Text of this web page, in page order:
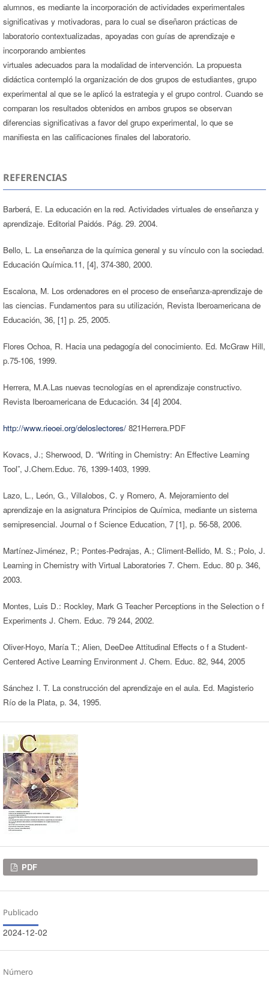
alumnos, es mediante la incorporación de actividades experimentales
significativas y motivadoras, para lo cual se diseñaron prácticas de
laboratorio contextualizadas, apoyadas con guías de aprendizaje e
incorporando ambientes
virtuales adecuados para la modalidad de intervención. La propuesta
didáctica contempló la organización de dos grupos de estudiantes, grupo
experimental al que se le aplicó la estrategia y el grupo control. Cuando se
comparan los resultados obtenidos en ambos grupos se observan
diferencias significativas a favor del grupo experimental, lo que se
manifiesta en las calificaciones finales del laboratorio.
REFERENCIAS
Barberá, E. La educación en la red. Actividades virtuales de enseñanza y
aprendizaje. Editorial Paidós. Pág. 29. 2004.
Bello, L. La enseñanza de la química general y su vínculo con la sociedad.
Educación Química.11, [4], 374-380, 2000.
Escalona, M. Los ordenadores en el proceso de enseñanza-aprendizaje de
las ciencias. Fundamentos para su utilización, Revista Iberoamericana de
Educación, 36, [1] p. 25, 2005.
Flores Ochoa, R. Hacia una pedagogía del conocimiento. Ed. McGraw Hill,
p.75-106, 1999.
Herrera, M.A.Las nuevas tecnologías en el aprendizaje constructivo.
Revista Iberoamericana de Educación. 34 [4] 2004.
http://www.rieoei.org/deloslectores/821Herrera.PDF
Kovacs, J.; Sherwood, D. “Writing in Chemistry: An Effective Leaming
Tool”, J.Chem.Educ. 76, 1399-1403, 1999.
Lazo, L., León, G., Villalobos, C. y Romero, A. Mejoramiento del
aprendizaje en la asignatura Principios de Química, mediante un sistema
semipresencial. Journal o f Science Education, 7 [1], p. 56-58, 2006.
Martínez-Jiménez, P.; Pontes-Pedrajas, A.; Climent-Bellido, M. S.; Polo, J.
Leaming in Chemistry with Virtual Laboratories 7. Chem. Educ. 80 p. 346,
2003.
Montes, Luis D.: Rockley, Mark G Teacher Perceptions in the Selection o f
Experiments J. Chem. Educ. 79 244, 2002.
Oliver-Hoyo, María T.; Alien, DeeDee Attitudinal Effects o f a Student-
Centered Active Learning Environment J. Chem. Educ. 82, 944, 2005
Sánchez I. T. La construcción del aprendizaje en el aula. Ed. Magisterio
Río de la Plata, p. 34, 1995.
Descargas
PDF
Publicado
2024-12-02
Número